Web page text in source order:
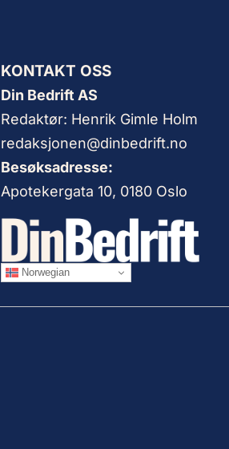
KONTAKT OSS
Din Bedrift AS
Redaktør: Henrik Gimle Holm
redaksjonen@dinbedrift.no
Besøksadresse:
Apotekergata 10, 0180 Oslo
Norwegian